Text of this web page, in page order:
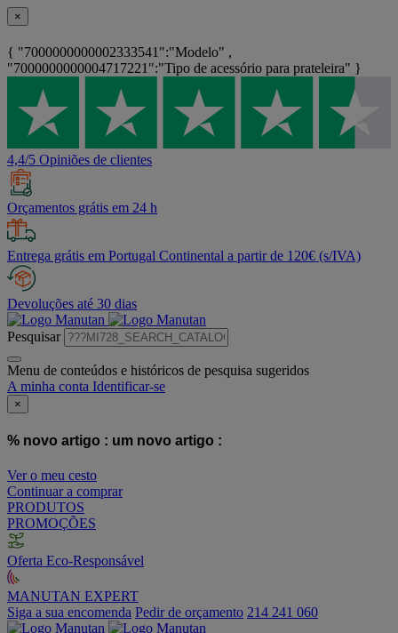
×
{ "7000000000002333541":"Modelo" ,
"7000000000004717221":"Tipo de acessório para prateleira" }
4,4/5 Opiniões de clientes
Orçamentos grátis em 24 h
Entrega grátis em Portugal Continental a partir de 120€ (s/IVA)
Devoluções até 30 dias
Pesquisar
Menu de conteúdos e históricos de pesquisa sugeridos
A minha conta Identificar-se
×
% novo artigo : um novo artigo :
Ver o meu cesto
Continuar a comprar
PRODUTOS
PROMOÇÕES
Oferta Eco-Responsável
MANUTAN EXPERT
Siga a sua encomenda Pedir de orçamento 214 241 060